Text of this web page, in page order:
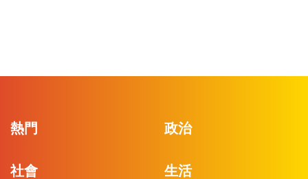
熱門 政治
社會 生活